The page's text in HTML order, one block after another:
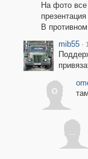
На фото
В
mib55 ·
o